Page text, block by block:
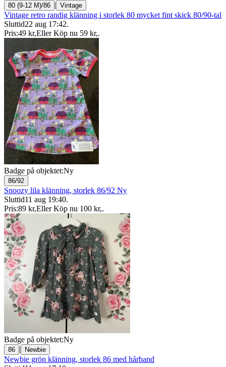
80 (9-12 M)/86 | Vintage
Vintage retro randig klänning i storlek 80 mycket fint skick 80/90-tal
Sluttid22 aug 17:42.
Pris:49 kr,Eller Köp nu 59 kr,.
Badge på objektet:Ny
86/92
Snoozy lila klänning, storlek 86/92 Ny
Sluttid11 aug 19:40.
Pris:89 kr,Eller Köp nu 100 kr,.
Badge på objektet:Ny
86 | Newbie
Newbie grön klänning, storlek 86 med hårband